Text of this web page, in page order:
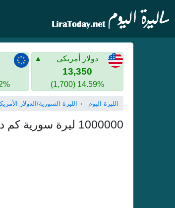
دولار أمريكي
13,350
14.59% (1,700)
الليرة اليوم الليرة السورية/الدولار
1000000 ليرة سورية كم دولار أمريكي - مليون ليرة سورية بالدولار الأمريكي